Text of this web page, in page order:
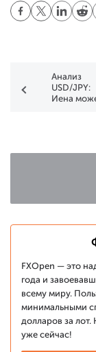
Анализ
USD/JPY:
Иена
министра
FXOpen — это
года и
всему миру.
минимальными
долларов за лот.
уже сейчас!